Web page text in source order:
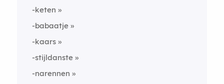
-keten
-babaatje
-kaars
-stijldanste
-narennen